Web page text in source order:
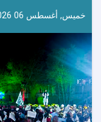
الخاصة
وتكريم
الفائزين
في
لغمان
خميس, أغسطس 06 2026 10:10 صباحا